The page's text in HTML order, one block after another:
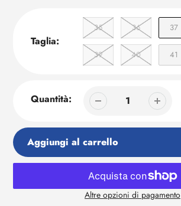
Taglia:
35 36 37
39 40 41
Quantità:
Aggiungi al carrello
Altre opzioni di pagamento